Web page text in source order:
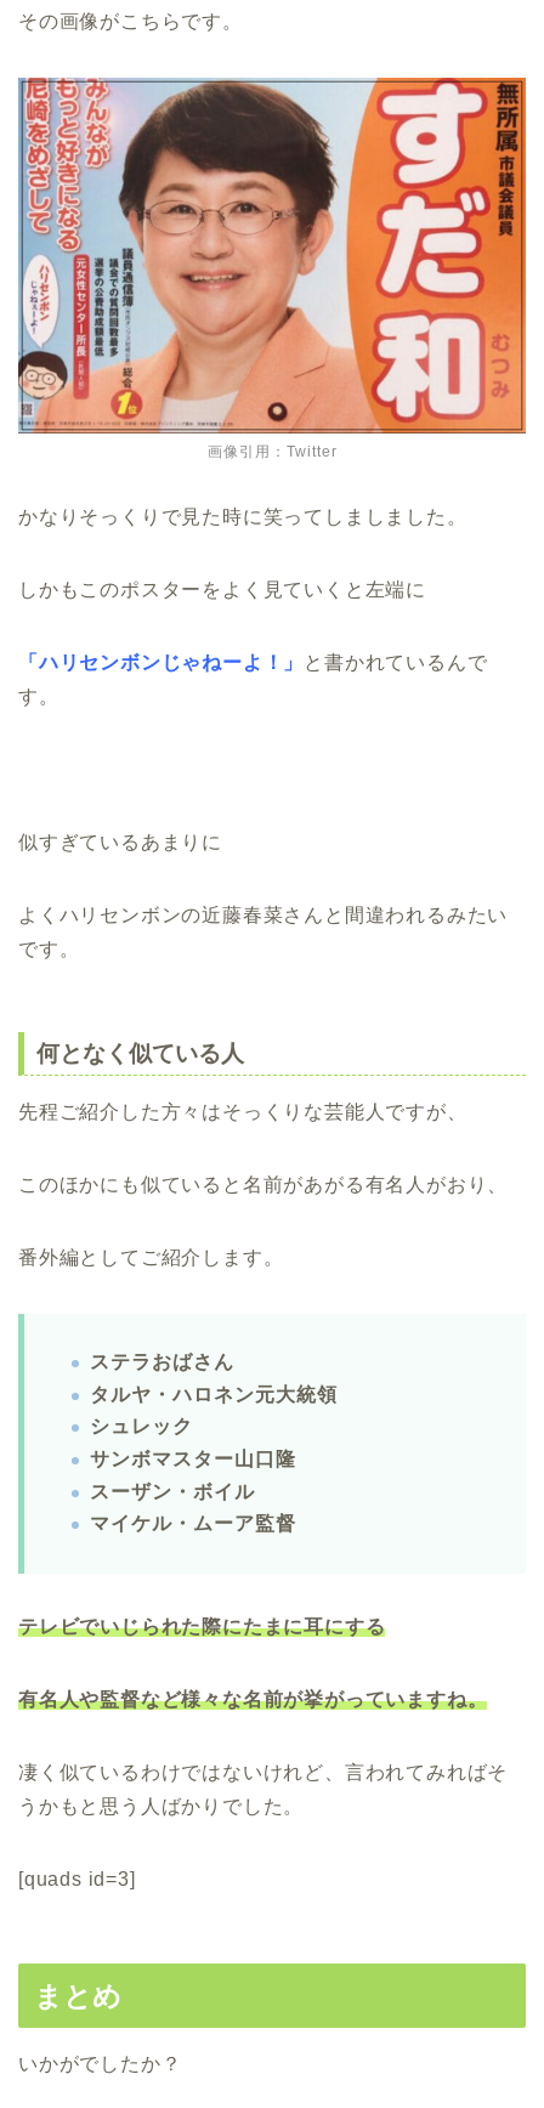
その画像がこちらです。
画像引用：Twitter
かなりそっくりで見た時に笑ってしましました。
しかもこのポスターをよく見ていくと左端に
「ハリセンボンじゃねーよ！」
と書かれているんで
す。
似すぎているあまりに
よくハリセンボンの近藤春菜さんと間違われるみたい
です。
何となく似ている人
先程ご紹介した方々はそっくりな芸能人ですが、
このほかにも似ていると名前があがる有名人がおり、
番外編としてご紹介します。
ステラおばさん
タルヤ・ハロネン元大統領
シュレック
サンボマスター山口隆
スーザン・ボイル
マイケル・ムーア監督
テレビでいじられた際にたまに耳にする
有名人や監督など様々な名前が挙がっていますね。
凄く似ているわけではないけれど、言われてみればそ
うかもと思う人ばかりでした。
[quads id=3]
まとめ
いかがでしたか？